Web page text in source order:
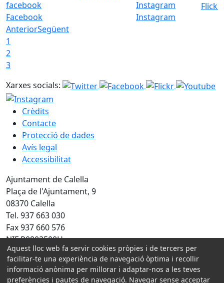
Facebook Instagram
Flickr
AnteriorSegüent
1
2
3
Xarxes socials:
Crèdits
Contacte
Protecció de dades
Avís legal
Accessibilitat
Ajuntament de Calella
Plaça de l'Ajuntament, 9
08370 Calella
Tel. 937 663 030
Fax 937 660 576
NIF P0803500H
Amb la col·laboració de:
Aquest lloc web fa servir cookies pròpies i de tercers per
facilitar-te una experiència de navegació òptima i recollir
informació anònima per millorar i adaptar-nos a les teves
preferències i pautes de navegació. Navegar sense acceptar